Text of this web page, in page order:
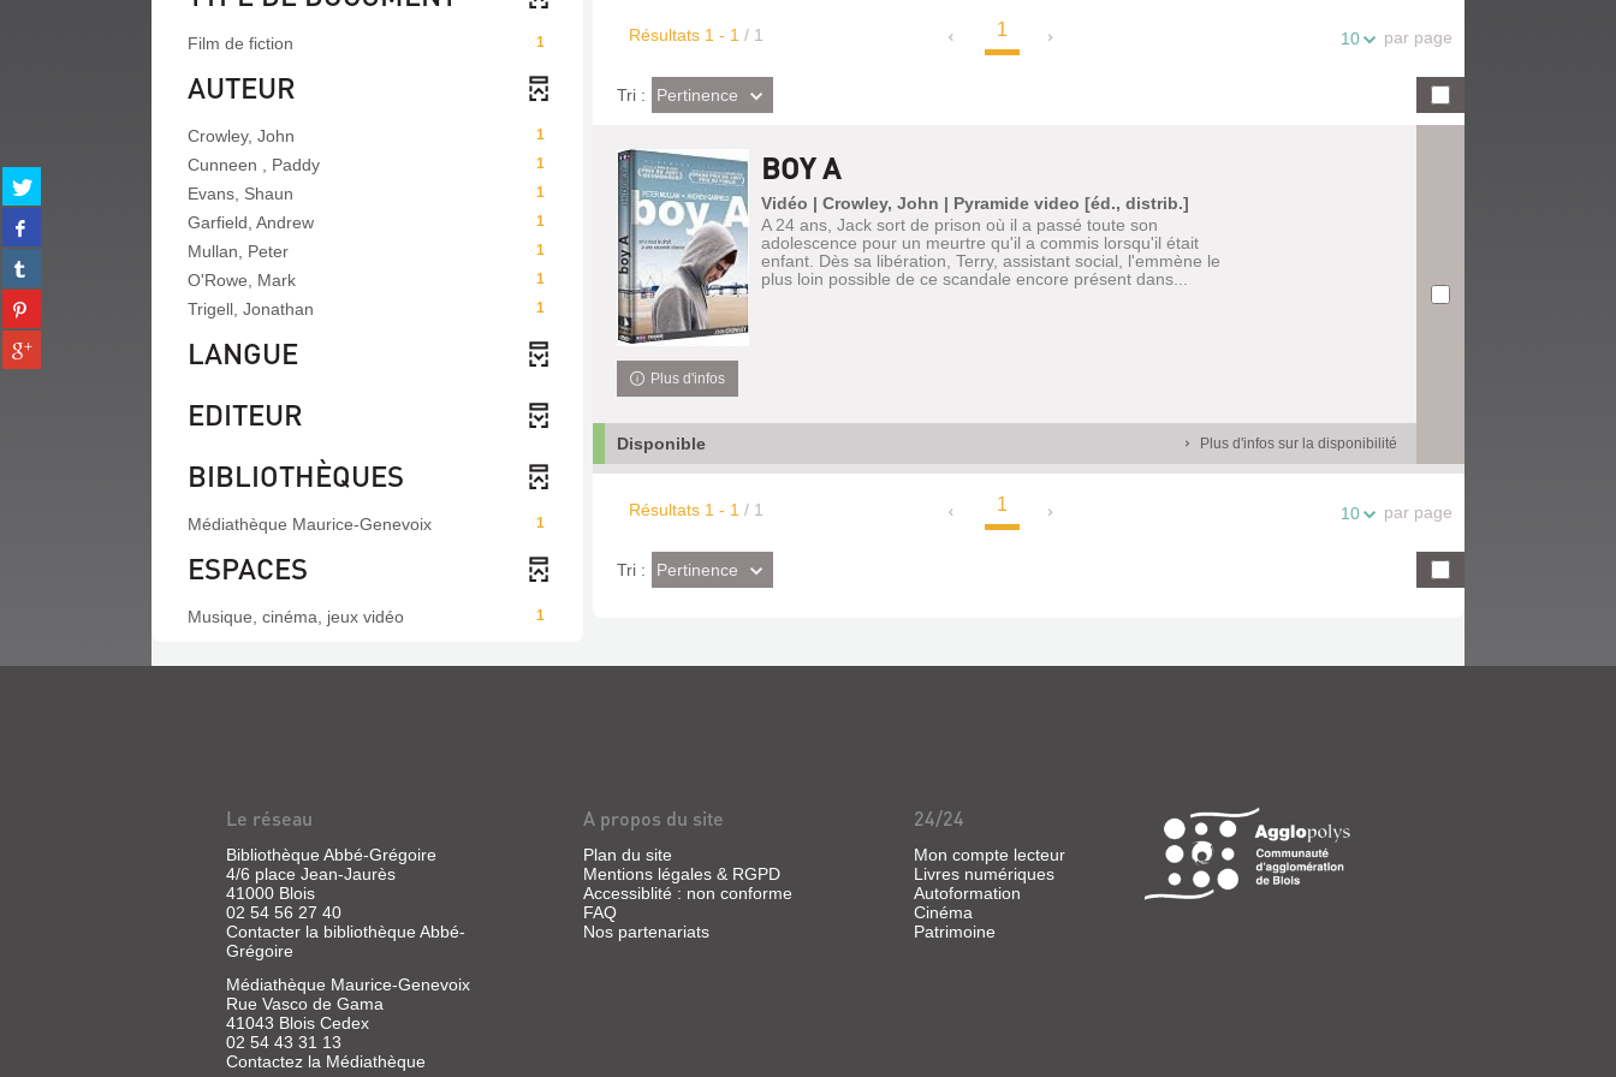
Partager
sur
twitter
(Nouvelle
fenêtre)
Partager
sur
facebook
(Nouvelle
fenêtre)
Partager
sur
tumblr
(Nouvelle
fenêtre)
Partager
sur
pinterest
(Nouvelle
Partager
sur
Résultats 1 - 1 / 1 1 10 par page
Tri :(Effet
imédiat)
Pertinence
BOY A
Vidéo | Crowley, John | Pyramide video [éd., distrib.]
A 24 ans, Jack sort de prison où il a passé toute son
adolescence pour un meurtre qu'il a commis lorsqu'il était
enfant. Dès sa libération, Terry, assistant social, l'emmène le
plus loin possible de ce scandale encore présent dans...
Plus d'infos
Disponible Plus d'infos sur la disponibilité
Résultats 1- 1 / 1 1 10 par page
Tri :(Effet
imédiat)
Pertinence
1
Film de fiction
AUTEUR
1
Crowley, John
1
Cunneen , Paddy
1
Evans, Shaun
1
Garfield, Andrew
1
Mullan, Peter
1
O'Rowe, Mark
1
Trigell, Jonathan
LANGUE
EDITEUR
BIBLIOTHÈQUES
1
Médiathèque Maurice-Genevoix
ESPACES
1
Musique, cinéma, jeux vidéo
Le réseau
Bibliothèque Abbé-Grégoire
4/6 place Jean-Jaurès
41000 Blois
02 54 56 27 40
Contacter la bibliothèque Abbé-
Grégoire
Médiathèque Maurice-Genevoix
Rue Vasco de Gama
41043 Blois Cedex
02 54 43 31 13
Contactez la Médiathèque
A propos du site
Plan du site
Mentions légales & RGPD
Accessiblité : non conforme
FAQ
Nos partenariats
24/24
Mon compte lecteur
Livres numériques
Autoformation
Cinéma
Patrimoine